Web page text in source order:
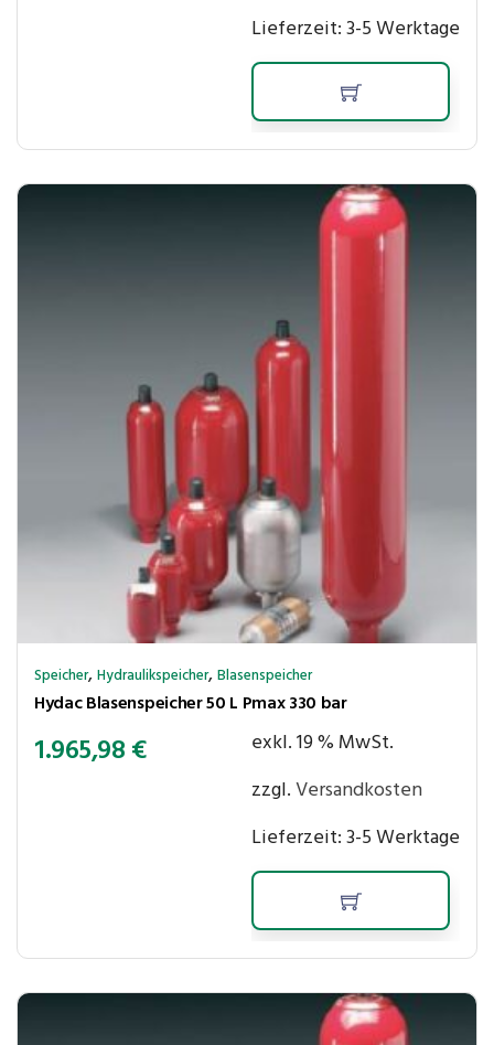
Lieferzeit:3-5 Werktage
Speicher,Hydraulikspeicher,Blasenspeicher
Hydac Blasenspeicher 50 L Pmax 330 bar
1.965,98€
exkl. 19 % MwSt.
zzgl.Versandkosten
Lieferzeit:3-5 Werktage